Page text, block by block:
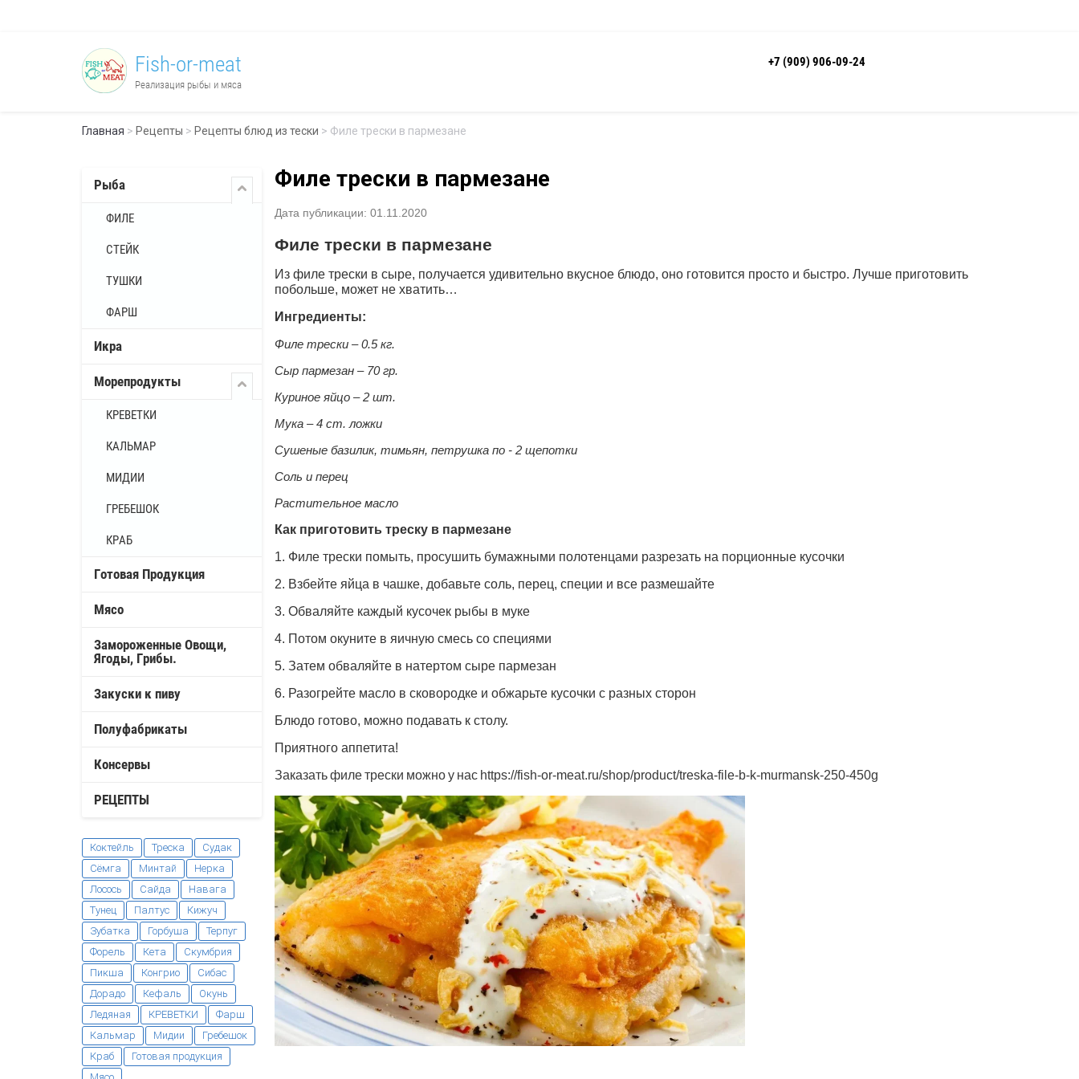
Fish-or-meat
Реализация рыбы и мяса
+7 (909) 906-09-24
Главная > Рецепты > Рецепты блюд из тески > Филе трески в пармезане
Рыба
ФИЛЕ
СТЕЙК
ТУШКИ
ФАРШ
Икра
Морепродукты
КРЕВЕТКИ
КАЛЬМАР
МИДИИ
ГРЕБЕШОК
КРАБ
Готовая Продукция
Мясо
Замороженные Овощи,
Ягоды, Грибы.
Закуски к пиву
Полуфабрикаты
Консервы
РЕЦЕПТЫ
Коктейль Треска
Судак
Сёмга
Минтай
Нерка
Лосось
Сайда
Навага
Тунец
Палтус
Кижуч
Зубатка
Горбуша
Терпуг
Форель
Кета
Скумбрия
Пикша
Конгрио
Сибас
Дорадо
Кефаль
Окунь
Ледяная
КРЕВЕТКИ
Фарш
Кальмар
Мидии
Гребешок
Краб
Готовая продукция
Филе трески в пармезане
Дата публикации: 01.11.2020
Филе трески в пармезане
Из филе трески в сыре, получается удивительно вкусное блюдо, оно готовится просто и быстро. Лучше приготовить
побольше, может не хватить…
Ингредиенты:
Филе трески – 0.5 кг.
Сыр пармезан – 70 гр.
Куриное яйцо – 2 шт.
Мука – 4 ст. ложки
Сушеные базилик, тимьян, петрушка по - 2 щепотки
Соль и перец
Растительное масло
Как приготовить треску в пармезане
1. Филе трески помыть, просушить бумажными полотенцами разрезать на порционные кусочки
2. Взбейте яйца в чашке, добавьте соль, перец, специи и все размешайте
3. Обваляйте каждый кусочек рыбы в муке
4. Потом окуните в яичную смесь со специями
5. Затем обваляйте в натертом сыре пармезан
6. Разогрейте масло в сковородке и обжарьте кусочки с разных сторон
Блюдо готово, можно подавать к столу.
Приятного аппетита!
Заказатьфилетрески можноу нас https://fish-or-meat.ru/shop/product/treska-file-b-k-murmansk-250-450g